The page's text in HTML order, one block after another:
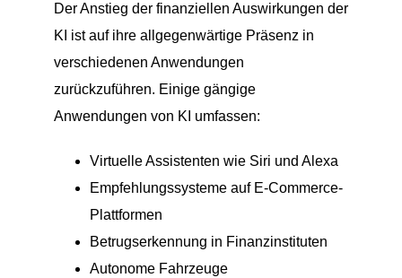
Der Anstieg der finanziellen Auswirkungen der
KI ist auf ihre allgegenwärtige Präsenz in
verschiedenen Anwendungen
zurückzuführen. Einige gängige
Anwendungen von KI umfassen:
Virtuelle Assistenten wie Siri und Alexa
Empfehlungssysteme auf E-Commerce-
Plattformen
Betrugserkennung in Finanzinstituten
Autonome Fahrzeuge